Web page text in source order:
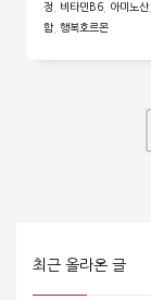
정
비타민B6 아미노산,
함, 행복호르몬
최근 올라온 글